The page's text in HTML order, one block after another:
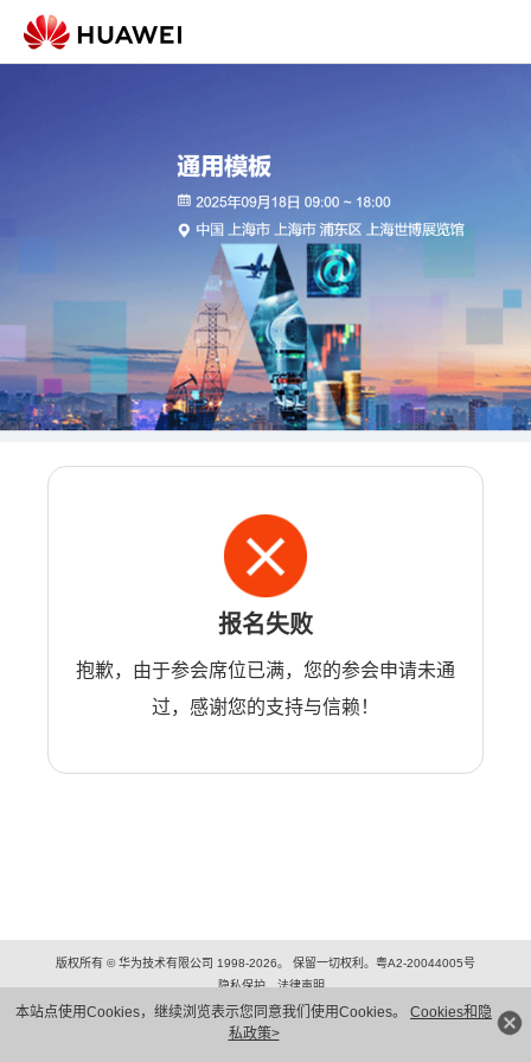
本站点使用Cookies，继续浏览表示您同意我们使用Cookies。 Cookies和隐
私政策>
报名失败
抱歉，由于参会席位已满，您的参会申请未通
过，感谢您的支持与信赖！
版权所有 © 华为技术有限公司 1998-2026。 保留一切权利。粤A2-20044005号
隐私保护
法律声明